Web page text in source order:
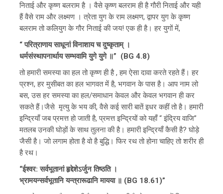
निताई और कृष्ण बलराम है । वैसे कृष्ण बलराम ही है गौरी निताई और यही
हैं वैसे राम और लक्ष्मण । त्रेता युग के राम लक्ष्मण, द्वापर युग के कृष्ण
बलराम तो कलियुग के गौर निताई की जय! एक ही है। हर युगों में,
“ परित्राणाय साधूनां विनाशाय च दुष्कृताम् ।
धर्मसंस्थापनार्थाय सम्भवामि युगे युगे ॥” (BG 4.8)
तो हमारी समस्या का हल तो कृष्ण ही है , हम ऐसा दावा करते रहते हैं। हर
प्रश्न, हर मुसीबत का हल भागवत में है, भगवान के पास है। आप नाम लो
बस, उस हर समस्या का हल/समाधान केवल और केवल भगवान ही कर
सकते हैं।जैसे मृत्यु के भय की, वैसे कई सारी बातें इधर कहीं तो है। हमारी
इन्द्रियाँ जब प्रमत्त हो जाती है, प्रमत्त इन्द्रियों को यहाँ “ इंद्रिय वाजि”
मतलब उनकी घोड़ों के साथ तुलना की है। हमारी इन्द्रियाँ कैसी है? घोड़े
जैसी है। जो लगाम होता है वो है बुद्धि। फिर रथ तो होना चाहिए तो शरीर ही
है रथ।
“ईश्वर: सर्वभूतानां हृद्देशेऽर्जुन तिष्ठति ।
भ्रामयन्सर्वभूतानि यन्‍त्रारूढानि मायया ॥ (BG 18.61)”